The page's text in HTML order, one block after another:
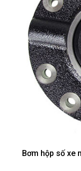
Bơm hộp số xe